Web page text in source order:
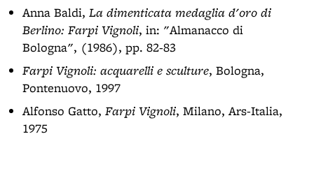
Anna Baldi, La dimenticata medaglia d'oro di
Berlino: Farpi Vignoli, in: "Almanacco di
Bologna", (1986), pp. 82-83
Farpi Vignoli: acquarelli e sculture, Bologna,
Pontenuovo, 1997
Alfonso Gatto, Farpi Vignoli, Milano, Ars-Italia,
1975